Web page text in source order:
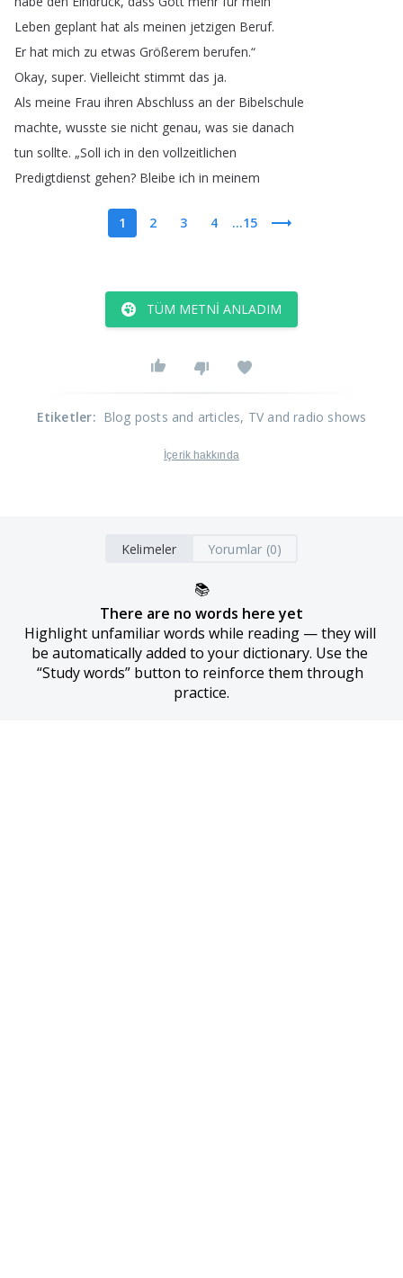
Leben geplant hat als meinen jetzigen Beruf.
Er hat mich zu etwas Größerem berufen.“
Okay, super. Vielleicht stimmt das ja.
Als meine Frau ihren Abschluss an der Bibelschule
machte, wusste sie nicht genau, was sie danach
tun sollte. „Soll ich in den vollzeitlichen
Predigtdienst gehen? Bleibe ich in meinem
1 2 3 4 ...15
TÜM METNI ANLADIM
Etiketler: Blog posts and articles, TV and radio shows
İçerik hakkında
Kelimeler Yorumlar (0)
📚
There are no words here yet
Highlight unfamiliar words while reading — they will
be automatically added to your dictionary. Use the
“Study words” button to reinforce them through
practice.